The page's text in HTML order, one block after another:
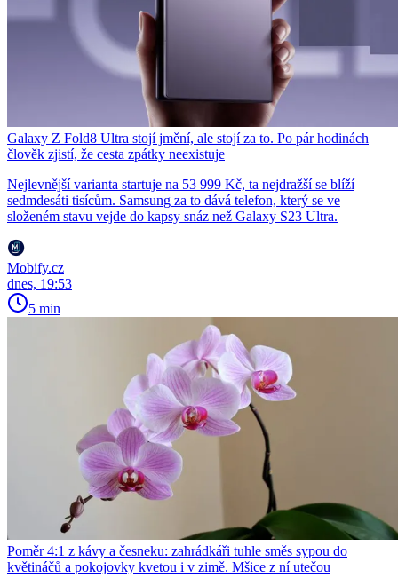
Galaxy Z Fold8 Ultra stojí jmění, ale stojí za to. Po pár hodinách
člověk zjistí, že cesta zpátky neexistuje
Nejlevnější varianta startuje na 53 999 Kč, ta nejdražší se blíží
sedmdesáti tisícům. Samsung za to dává telefon, který se ve
složeném stavu vejde do kapsy snáz než Galaxy S23 Ultra.
Mobify.cz
dnes, 19:53
5 min
Poměr 4:1 z kávy a česneku: zahrádkáři tuhle směs sypou do
květináčů a pokojovky kvetou i v zimě. Mšice z ní utečou